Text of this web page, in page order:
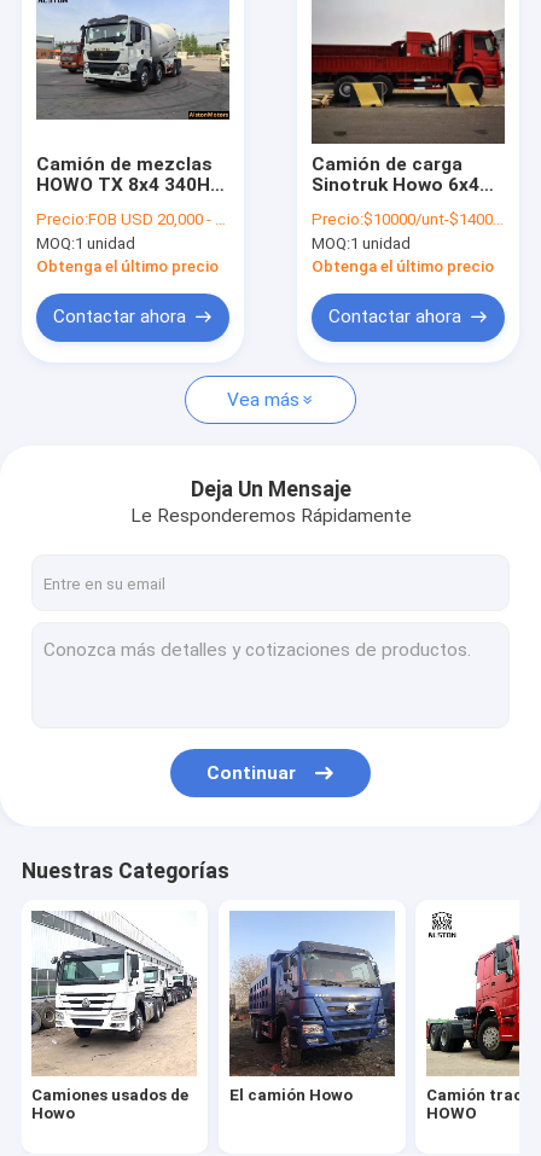
Sobre nosotros
Visita a la fábrica
noticias
Todos los casos
Camiones usados de Howo
Camión tractor HOWO
Camión del mezclador concreto de Howo
Camión Nueva China
REMOLQUE DE PLATAFORMA
remolque de lecho bajo
Trailer de descarga
Remolque de cemento a granel
Camión de mezclas
HOWO TX 8x4 340HP
en EAU Euro 5
Precio:FOB USD 20,000 - 26,000 PER UNIT
MOQ:1 unidad
Obtenga el último precio
Contactar ahora
Camión de carga
Sinotruk Howo 6x4
carga de alta
resistencia Howo
Precio:$10000/unt-$14000/unit
MOQ:1 unidad
Obtenga el último precio
Contactar ahora
Vea más
Deja Un Mensaje
Le Responderemos Rápidamente
Continuar
Nuestras Categorías
Camiones usados de
Howo
El camión Howo
Camión
HOWO